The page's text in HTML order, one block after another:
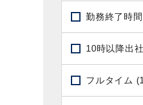
勤務終了時
10時以降出
フルタイム